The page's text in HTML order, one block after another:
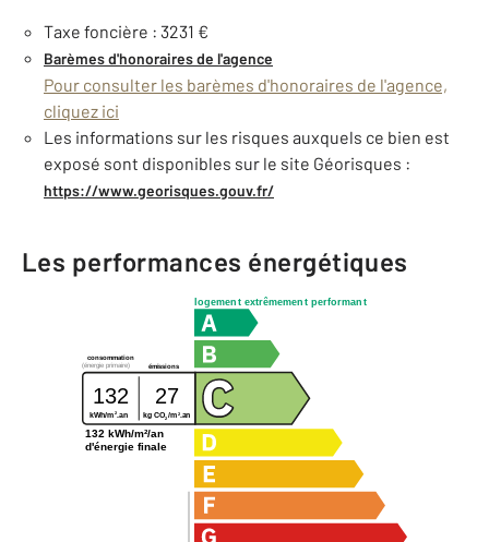
Taxe foncière : 3231 €
Barèmes d'honoraires de l'agence
Pour consulter les barèmes d'honoraires de l'agence,
cliquez ici
Les informations sur les risques auxquels ce bien est
exposé sont disponibles sur le site Géorisques :
https://www.georisques.gouv.fr/
Les performances énergétiques
logement extrêmement performant
consommation
émissions
(énergie primaire)
132 27
kWh/m 2 .an kg CO2/m2.an
132 kWh/m²/an
d'énergie finale